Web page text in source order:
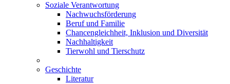
Soziale Verantwortung
Nachwuchsförderung
Beruf und Familie
Chancengleichheit, Inklusion und Diversität
Nachhaltigkeit
Tierwohl und Tierschutz
Geschichte
Literatur